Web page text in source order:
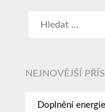
NEJNOVĚJŠÍ
Doplnění